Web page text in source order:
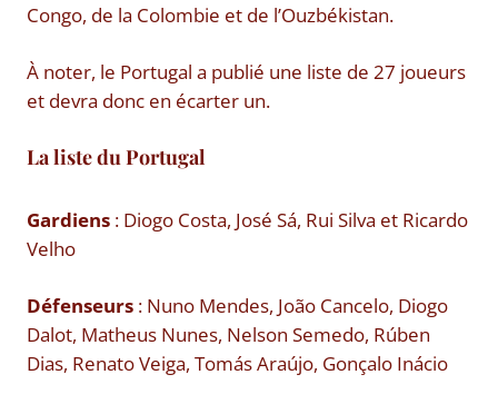
Congo, de la Colombie et de l’Ouzbékistan.
À noter, le Portugal a publié une liste de 27 joueurs
et devra donc en écarter un.
La liste du Portugal
Gardiens : Diogo Costa, José Sá, Rui Silva et Ricardo
Velho
Défenseurs : Nuno Mendes, João Cancelo, Diogo
Dalot, Matheus Nunes, Nelson Semedo, Rúben
Dias, Renato Veiga, Tomás Araújo, Gonçalo Inácio